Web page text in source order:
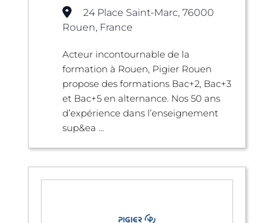
24 Place Saint-Marc, 76000
Rouen, France
Acteur incontournable de la
formation à Rouen, Pigier Rouen
propose des formations Bac+2, Bac+3
et Bac+5 en alternance. Nos 50 ans
d’expérience dans l’enseignement
sup&ea ...